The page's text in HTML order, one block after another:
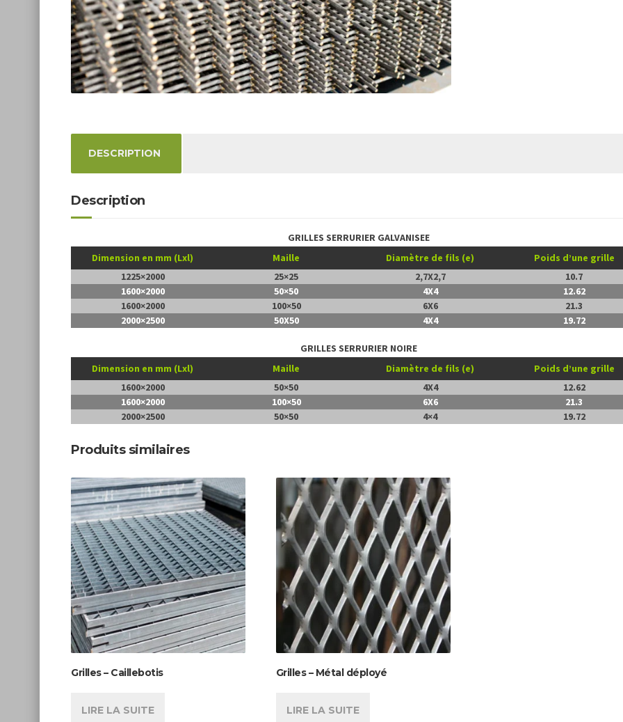
DESCRIPTION
Description
GRILLES SERRURIER GALVANISEE
Dimension en mm (Lxl)
Maille Diamètre de fils (e)
Poids d’une grille
1225×2000
25×25 2,7X2,7
10.7
1600×2000
50×50 4X4
12.62
1600×2000
100×50 6X6
21.3
2000×2500
50X50 4X4 19.72
GRILLES SERRURIER NOIRE
Dimension en mm (Lxl)
Maille Diamètre de fils (e)
Poids d’une grille
1600×2000
50×50 4X4
12.62
1600×2000
100×50 6X6
21.3
2000×2500
50×50 4×4 19.72
Produits similaires
Grilles – Caillebotis
LIRE LA SUITE
Grilles – Métal déployé
LIRE LA SUITE